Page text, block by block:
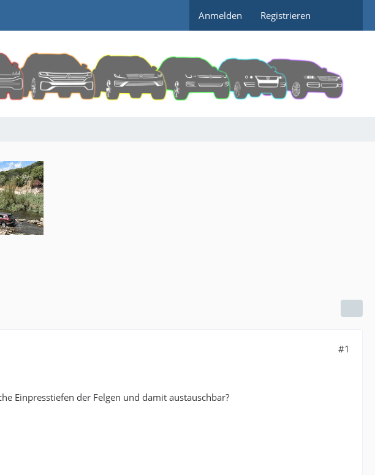
Anmelden Registrieren
#1
Einpresstiefen der Felgen und damit austauschbar?